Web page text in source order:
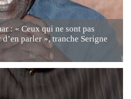
: « Ceux qui ne sont pas
parler », tranche Serigne